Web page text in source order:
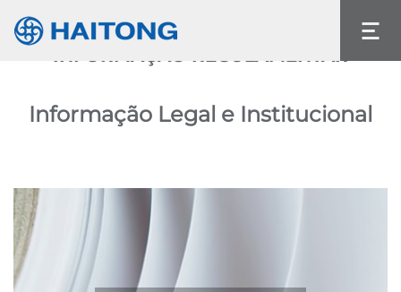
O conteúdo atual não existe no idioma que
selecionou.
INFORMAÇÃO REGULAMENTAR
Informação Legal e Institucional